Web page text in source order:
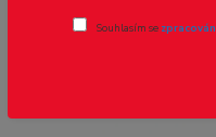
Souhlasím se